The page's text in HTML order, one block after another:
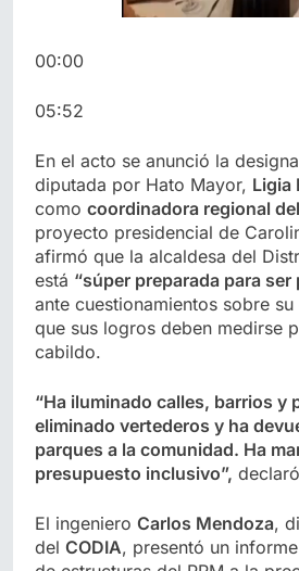
00:00
05:52
En el acto se anunció la
diputada por Hato Mayor, Ligia
como coordinadora regional
proyecto presidencial de
afirmó que la alcaldesa del
está “súper preparada para ser
ante cuestionamientos sobre
que sus logros deben medirse
cabildo.
“Ha iluminado calles, barrios y
eliminado vertederos y ha
parques a la comunidad. Ha
presupuesto inclusivo”,
El ingeniero Carlos Mendoza,
del CODIA, presentó un